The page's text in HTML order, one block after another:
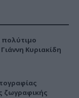
πολύτιμο
Κυριακίδη
ζωγραφικής